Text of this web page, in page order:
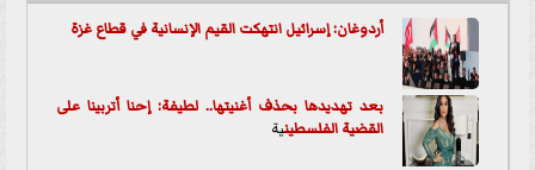
أردوغان: إسرائيل انتهكت القيم الإنسانية في قطاع غزة
بعد تهديدها بحذف أغنيتها.. لطيفة: إحنا أتربينا على
القضية الفلسطينية